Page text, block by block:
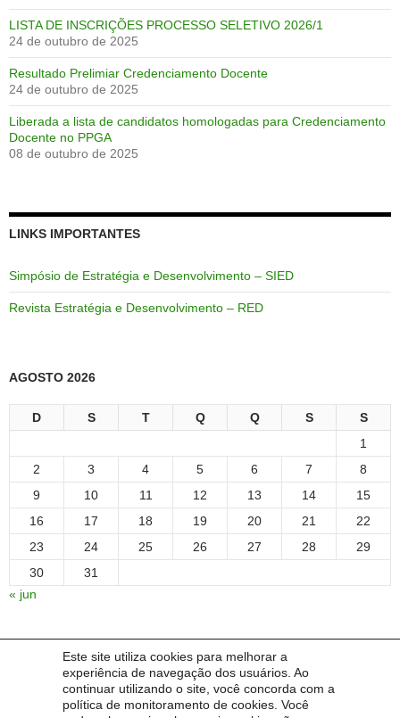
Este site utiliza cookies para melhorar a
experiência de navegação dos usuários. Ao
continuar utilizando o site, você concorda com a
política de monitoramento de cookies. Você
LISTA DE INSCRIÇÕES PROCESSO SELETIVO 2026/1
24 de outubro de 2025
Resultado Prelimiar Credenciamento Docente
24 de outubro de 2025
Liberada a lista de candidatos homologadas para Credenciamento
Docente no PPGA
08 de outubro de 2025
LINKS IMPORTANTES
Simpósio de Estratégia e Desenvolvimento – SIED
Revista Estratégia e Desenvolvimento – RED
AGOSTO 2026
D S T Q Q S
S
1
2
3 4 5 6 7
8
9
10 11 12 13 14
15
16
17 18 19 20 21
22
23
24 25 26 27 28
29
30
31
« jun
Português English Español